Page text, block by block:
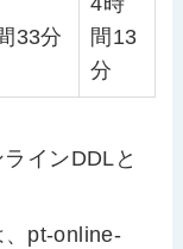
33分
間13
分
インDDLと
、pt-online-